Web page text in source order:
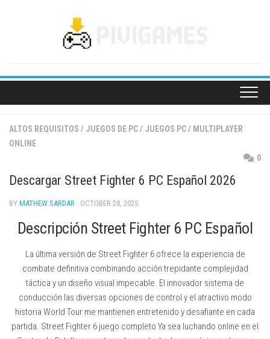
ALTOS REQUISITOS / JUEGOS DE PC/ JUEGOS PC/ MULTIPLAYER
ONLINE
0
Descargar Street Fighter 6 PC Español 2026
BY MATHEW SARDAR · OCTOBER 28, 2025
Descripción Street Fighter 6 PC Español
La última versión de Street Fighter 6 ofrece la experiencia de
combate definitiva combinando acción trepidante complejidad
táctica y un diseño visual impecable. El innovador sistema de
conducción las diversas opciones de control y el atractivo modo
historia World Tour me mantienen entretenido y desafiante en cada
partida. Street Fighter 6 juego completo Ya sea luchando online en el